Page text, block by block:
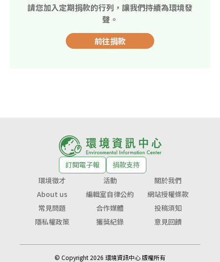
請您加入定期捐款的行列，讓我們持續為環境發
聲。
前往捐款
訂閱電子報
捐款支持
環境徵才
活動
關於我們
About us
編輯室自律公約
網站授權條款
常見問題
合作媒體
投稿須知
隱私權政策
獲獎紀錄 意見回饋
© Copyright 2026 環境資訊中心 版權所有